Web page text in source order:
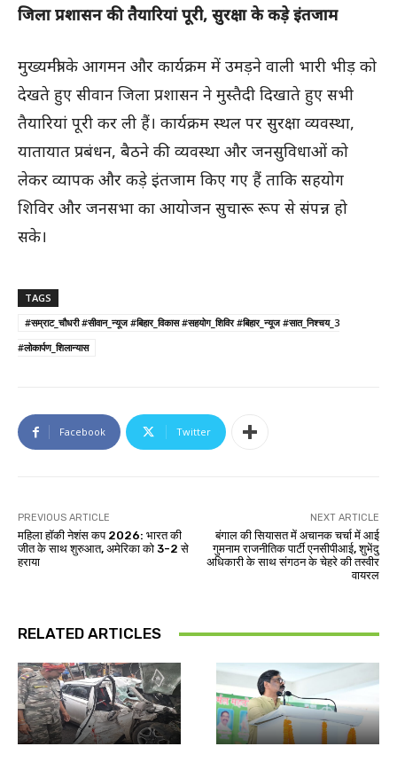
जिला प्रशासन की तैयारियां पूरी, सुरक्षा के कड़े इंतजाम
मुख्यमंत्री के आगमन और कार्यक्रम में उमड़ने वाली भारी भीड़ को
देखते हुए सीवान जिला प्रशासन ने मुस्तैदी दिखाते हुए सभी
तैयारियां पूरी कर ली हैं। कार्यक्रम स्थल पर सुरक्षा व्यवस्था,
यातायात प्रबंधन, बैठने की व्यवस्था और जनसुविधाओं को
लेकर व्यापक और कड़े इंतजाम किए गए हैं ताकि सहयोग
शिविर और जनसभा का आयोजन सुचारू रूप से संपन्न हो
सके।
TAGS
#सम्राट_चौधरी #सीवान_न्यूज #बिहार_विकास #सहयोग_शिविर #बिहार_न्यूज #सात_निश्चय_3
#लोकार्पण_शिलान्यास
Facebook Twitter
PREVIOUS ARTICLE
महिला हॉकी नेशंस कप 2026: भारत की
जीत के साथ शुरुआत, अमेरिका को 3-2 से
हराया
NEXT ARTICLE
बंगाल की सियासत में अचानक चर्चा में आई
गुमनाम राजनीतिक पार्टी एनसीपीआई, शुभेंदु
अधिकारी के साथ संगठन के चेहरे की तस्वीर
वायरल
RELATED ARTICLES